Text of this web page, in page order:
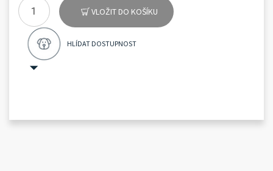
VLOŽIT DO KOŠÍKU
HLÍDAT DOSTUPNOST